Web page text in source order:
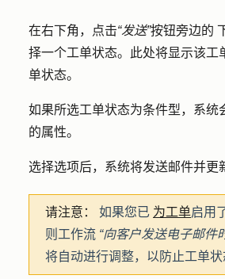
在右下角，点击“发送”按钮旁边的
择一个工单状态。此处将显示该工
单状态。
如果所选工单状态为条件型，系统
的属性。
选择选项后，系统将发送邮件并更
请注意： 如果您已 为工单启用
则工作流 “向客户发送电子邮件
将自动进行调整，以防止工单状